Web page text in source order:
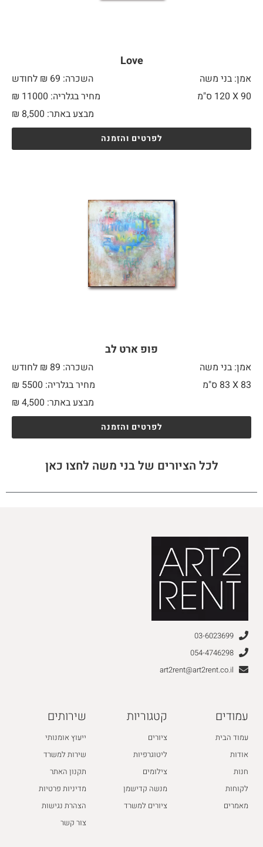
Love
אמן: בני משה
השכרה: 69 ₪ לחודש
90 X
מחיר בגלריה: 11000 ₪
מבצע באתר:
₪ 8,500
לפרטים והזמנה
פופ ארט לב
אמן: בני משה
השכרה: 89 ₪ לחודש
83 X
מחיר בגלריה: 5500 ₪
מבצע באתר:
₪ 4,500
לפרטים והזמנה
לכל הציורים של בני משה לחצו כאן
03-6023699
054-4746298
art2rent@art2rent.co.il
עמודים
עמוד הבית
אודות
חנות
לקוחות
מאמרים
קטגוריות
ציורים
ליטוגרפיות
צילומים
מנשה קדישמן
ציורים למשרד
שירותים
ייעוץ אומנותי
שירות למשרד
תקנון האתר
מדיניות פרטיות
הצהרת נגישות
צור קשר